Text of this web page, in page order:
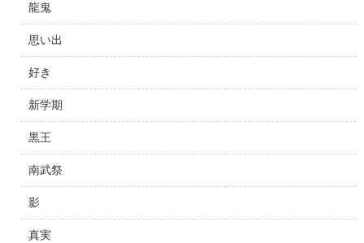
龍鬼
思い出
好き
新学期
黒王
南武祭
影
真実